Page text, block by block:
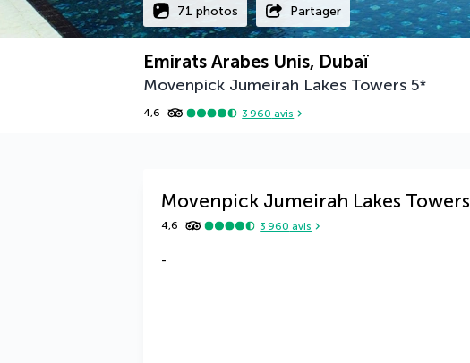
71 photos Partager
Emirats Arabes Unis, Dubaï
Movenpick Jumeirah Lakes Towers 5*
4,6 3 960 avis
Movenpick Jumeirah Lakes Towers
4,6 3 960 avis
-